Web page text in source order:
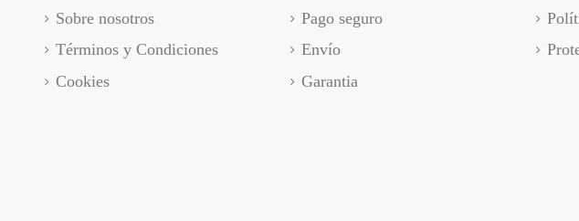
Sobre nosotros
Términos y Condiciones
Cookies
Pago seguro
Envío
Garantia